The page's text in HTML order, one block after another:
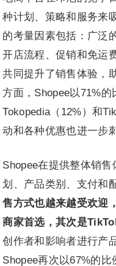
种计划、策略和服务来
的考量因素包括：广泛
开店流程、促销和免运
共同提升了销售体验，
方面，Shopee以71%的
Tokopedia（12%）和
动和各种优惠也进一步
Shopee在提供整体销
划、产品类别、支付和
售方式也越来越受欢迎
商家首选，其次是
创作者和影响者进行产
Shopee再次以67%的比